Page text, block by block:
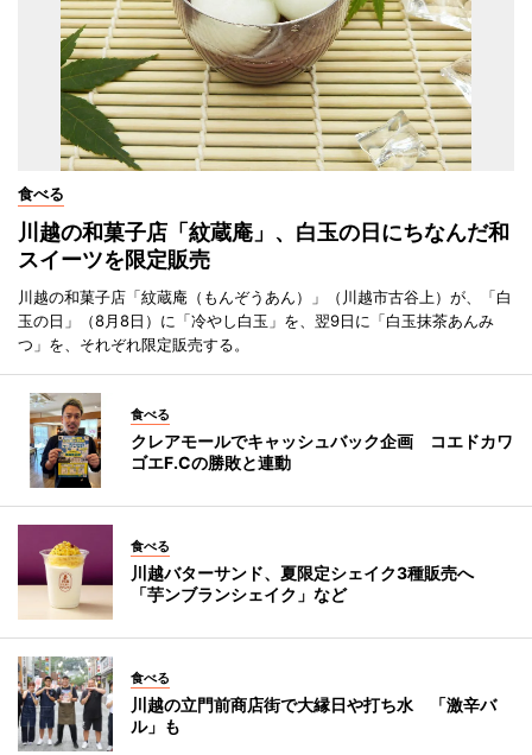
食べる
川越の和菓子店「紋蔵庵」、白玉の日にちなんだ和
スイーツを限定販売
川越の和菓子店「紋蔵庵（もんぞうあん）」（川越市古谷上）が、「白
玉の日」（8月8日）に「冷やし白玉」を、翌9日に「白玉抹茶あんみ
つ」を、それぞれ限定販売する。
食べる
クレアモールでキャッシュバック企画 コエドカワ
ゴエF.Cの勝敗と連動
食べる
川越バターサンド、夏限定シェイク3種販売へ
「芋ンブランシェイク」など
食べる
川越の立門前商店街で大縁日や打ち水 「激辛バ
ル」も